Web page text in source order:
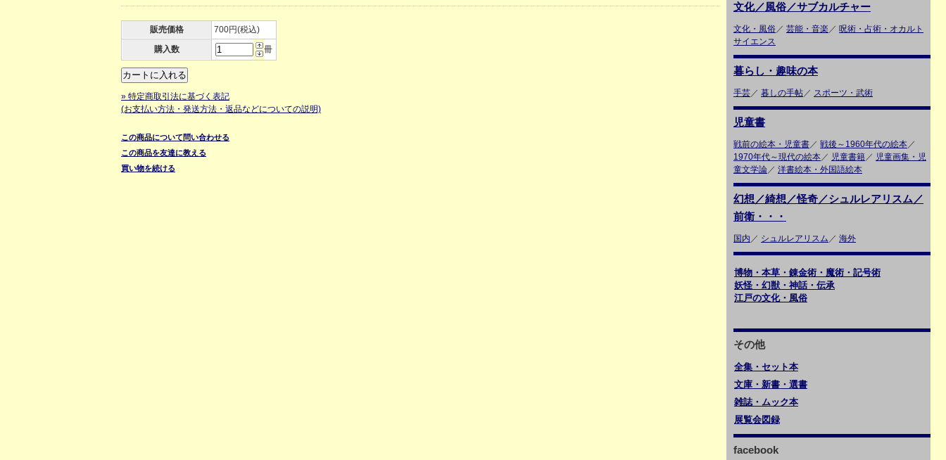
販売価格
700円(税込)
購入数
冊
» 特定商取引法に基づく表記
(お支払い方法・発送方法・返品などについての説明)
この商品について問い合わせる
この商品を友達に教える
買い物を続ける
文化／風俗／サブカルチャー
文化・風俗／ 芸能・音楽 ／ 呪術・占術・オカルト
サイエンス
暮らし・趣味の本
手芸／ 暮しの手帖／ スポーツ・武術
児童書
戦前の絵本・児童書／ 戦後～1960年代の絵本／
1970年代～現代の絵本／ 児童書籍／ 児童画集・児
童文学論／ 洋書絵本・外国語絵本
幻想／綺想／怪奇／シュルレアリスム／
前衛・・・
国内 ／ シュルレアリスム ／ 海外
博物・本草・錬金術・魔術・記号術
妖怪・幻獣・神話・伝承
江戸の文化・風俗
その他
全集・セット本
文庫・新書・選書
雑誌・ムック本
展覧会図録
facebook